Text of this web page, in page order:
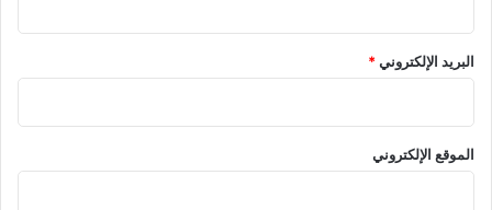
البريد الإلكتروني*
الموقع الإلكتروني